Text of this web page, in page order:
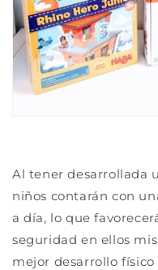
Al tener desarrollada
niños contarán con
a día, lo que
seguridad en ellos
mejor desarrollo